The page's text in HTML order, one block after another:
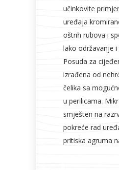
učinkovite
uređaja
oštrih rubova i
lako održavanje i
Posuda za
izrađena od
čelika sa
u perilicama.
smješten na
pokreće rad
pritiska agruma